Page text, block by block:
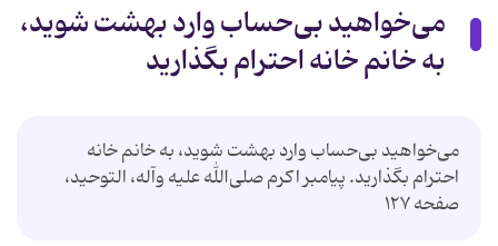
می‌خواهید بی‌حساب وارد بهشت شوید،
به خانم خانه احترام بگذارید
می‌خواهید بی‌حساب وارد بهشت شوید، به خانم خانه
احترام بگذارید. پیامبر اکرم صلی‌الله علیه‌ وآله‌، التوحید،
صفحه ۱۲۷